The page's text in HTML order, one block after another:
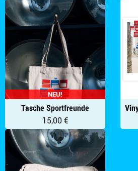
NEU!
Tasche Sportfreunde
15,00 €
Artikel im
Gesamt:
Warenkorb